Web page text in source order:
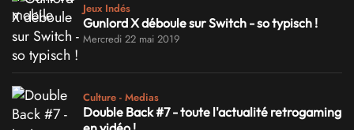
Jeux Indés
Gunlord X déboule sur Switch - so typisch !
Mercredi 22 mai 2019
Culture - Medias
Double Back #7 - toute l'actualité retrogaming